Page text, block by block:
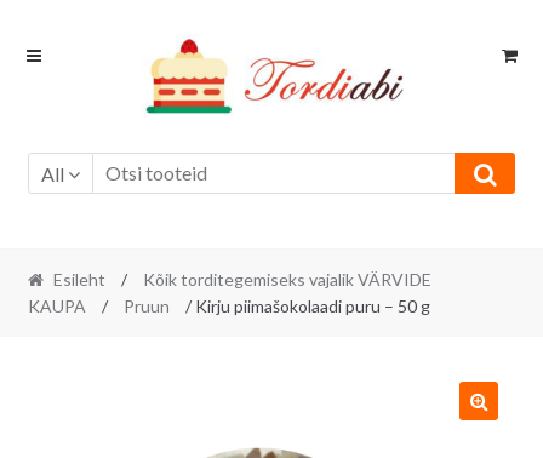
Skip
Skip
All
Esileht /
Kõik torditegemiseks vajalik VÄRVIDE
KAUPA
/ Pruun / Kirju piimašokolaadi puru – 50 g